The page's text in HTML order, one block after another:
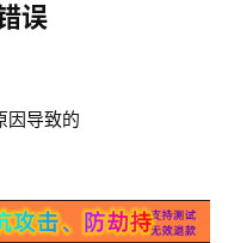
误
因导致的